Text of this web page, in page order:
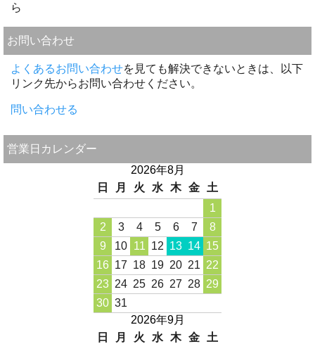
ら
お問い合わせ
よくあるお問い合わせを見ても解決できないときは、以下
リンク先からお問い合わせください。
問い合わせる
営業日カレンダー
2026年8月
日
月 火 水 木 金
土
1
2
3 4 5 6 7
8
9
10 11 12 13 14 15
16 17 18 19 20 21 22
23 24 25 26 27 28 29
30 31
2026年9月
日
月 火 水 木 金
土